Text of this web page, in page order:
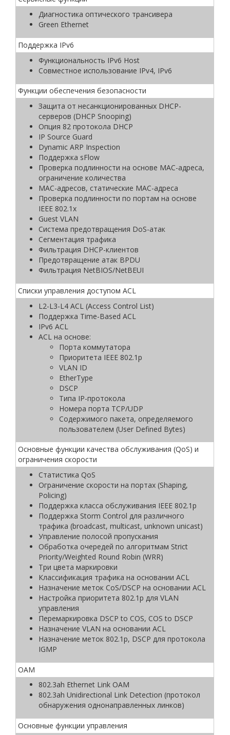
Диагностика оптического трансивера
Green Ethernet
Поддержка IPv6
Функциональность IPv6 Host
Совместное использование IPv4, IРv6
Функции обеспечения безопасности
Защита от несанкционированных DHCP-
серверов (DHCP Snooping)
Опция 82 протокола DHCP
IP Source Guard
Dynamic ARP Inspection
Поддержка sFlow
Проверка подлинности на основе MAC-адреса,
ограничение количества
MAC-адресов, статические MAC-адреса
Проверка подлинности по портам на основе
IEEE 802.1x
Guest VLAN
Система предотвращения DoS-атак
Сегментация трафика
Фильтрация DHCP-клиентов
Предотвращение атак BPDU
Фильтрация NetBIOS/NetBEUI
Списки управления доступом ACL
L2-L3-L4 ACL (Access Control List)
Поддержка Time-Based ACL
IРv6 ACL
ACL на основе:
Порта коммутатора
Приоритета IEEE 802.1p
VLAN ID
EtherType
DSCP
Типа IP-протокола
Номера порта TCP/UDP
Содержимого пакета, определяемого
пользователем (User Defined Bytes)
Основные функции качества обслуживания (QoS) и
ограничения скорости
Статистика QoS
Ограничение скорости на портах (Shaping,
Policing)
Поддержка класса обслуживания IEEE 802.1р
Поддержка Storm Control для различного
трафика (broadcast, multicast, unknown unicast)
Управление полосой пропускания
Обработка очередей по алгоритмам Strict
Priority/Weighted Round Robin (WRR)
Три цвета маркировки
Классификация трафика на основании ACL
Назначение меток CoS/DSCP на основании ACL
Настройка приоритета 802.1p для VLAN
управления
Перемаркировка DSCP to COS, COS to DSCP
Назначение VLAN на основании ACL
Назначение меток 802.1p, DSCP для протокола
IGMP
ОАМ
802.3ah Ethernet Link OAM
802.3ah Unidirectional Link Detection (протокол
обнаружения однонаправленных линков)
Основные функции управления